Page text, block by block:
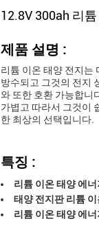
12.8V 300ah 리
제품 설명 :
리튬 이온 태양 전지는
방수되고 그것의 전지
와 또한 호환 가능합니
가볍고 따라서 그것이
한 최상의 선택입니다.
특징 :
리튬 이온 태양 에
태양 전지판 리튬 이
리튬 이온 태양 에너